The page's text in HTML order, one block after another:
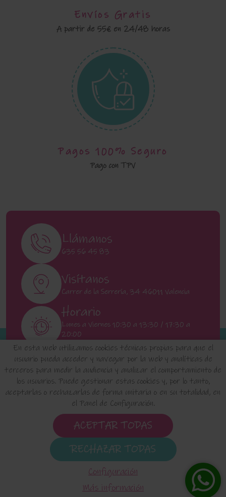
Envíos Gratis
A partir de 55€ en 24/48 horas
Pagos 100% Seguro
Pago con TPV
En esta web utilizamos cookies técnicas propias para que el
usuario pueda acceder y navegar por la web y analíticas de
terceros para medir la audiencia y analizar el comportamiento de
los usuarios. Puede gestionar estas cookies y, por lo tanto,
aceptarlas o rechazarlas de forma unitaria o en su totalidad, en
el Panel de Configuración.
ACEPTAR TODAS
RECHAZAR TODAS
Configuración
Más información
Llámanos
635 56 45 83
Visítanos
Carrer de la Serrería, 34 46011 Valencia
Horario
Lunes a Viernes 10:30 a 13:30 / 17:30 a
20:00
Sábados 11:00 a 13:00
INICIO QUIENES SOMOS FAQ'S
Política de Privacidad de Datos
Política de Cookies
Configuración de Cookies
Condiciones de uso y Devoluciones
elositodeclaudia.com© 2024 - Diseño de esta tienda
virtual hecho por -Edina.es